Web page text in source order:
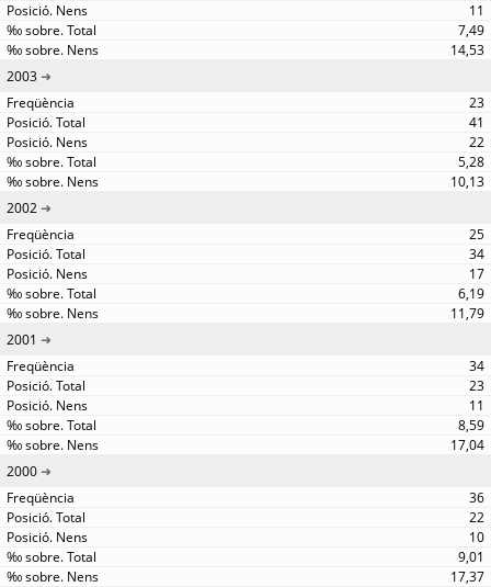
11
7,49
14,53
2003
23
41
22
5,28
10,13
2002
25
34
17
6,19
11,79
2001
34
23
11
8,59
17,04
2000
36
22
10
9,01
17,37